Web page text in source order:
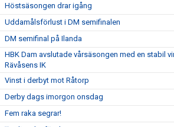
Höstsäsongen drar igång
Uddamålsförlust i DM semifinalen
DM semifinal på Ilanda
HBK Dam avslutade vårsäsongen med en stabil
Rävåsens IK
Vinst i derbyt mot Råtorp
Derby dags imorgon onsdag
Fem raka segrar!